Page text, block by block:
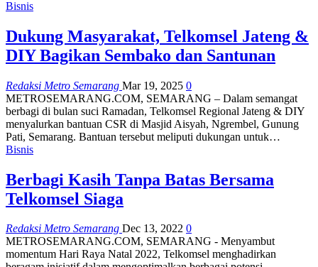
Bisnis
Dukung Masyarakat, Telkomsel Jateng &
DIY Bagikan Sembako dan Santunan
Redaksi Metro Semarang Mar 19, 2025 0
METROSEMARANG.COM, SEMARANG – Dalam semangat
berbagi di bulan suci Ramadan, Telkomsel Regional Jateng & DIY
menyalurkan bantuan CSR di Masjid Aisyah, Ngrembel, Gunung
Pati, Semarang. Bantuan tersebut meliputi dukungan untuk…
Bisnis
Berbagi Kasih Tanpa Batas Bersama
Telkomsel Siaga
Redaksi Metro Semarang Dec 13, 2022 0
METROSEMARANG.COM, SEMARANG - Menyambut
momentum Hari Raya Natal 2022, Telkomsel menghadirkan